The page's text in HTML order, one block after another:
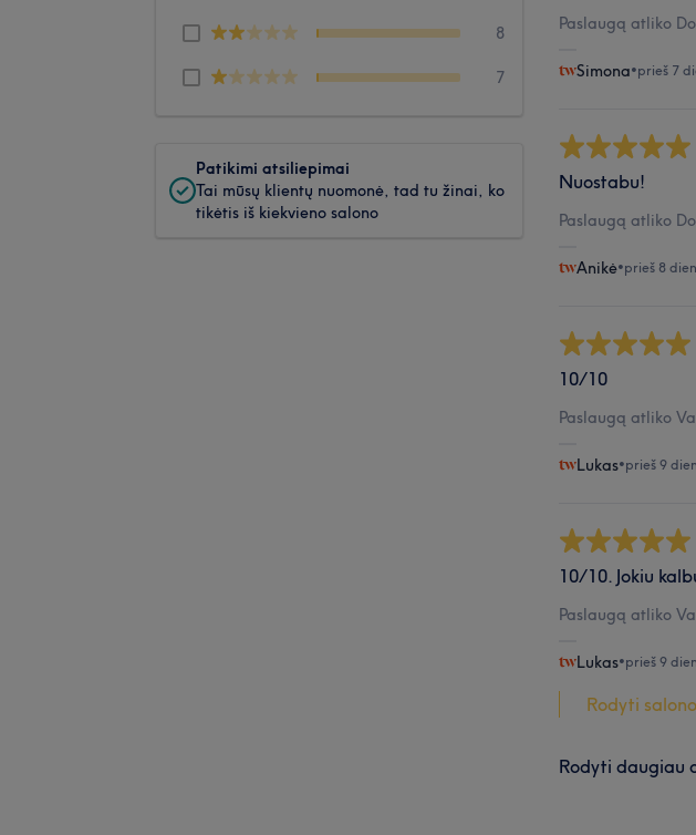
8
7
Patikimi atsiliepimai
Tai mūsų klientų nuomonė, tad tu žinai, ko
tikėtis iš kiekvieno salono
Paslaugą atliko
Simona•prieš 7
Nuostabu!
Paslaugą atliko
Anikė•prieš 8
10/10
Paslaugą atliko
Lukas•prieš 9
10/10. Jokiu
Paslaugą atliko
Lukas•prieš 9
Rodyti
Rodyti daugiau